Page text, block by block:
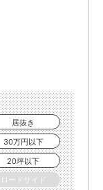
居抜き
30万円以下
20坪以下
ロードサイド